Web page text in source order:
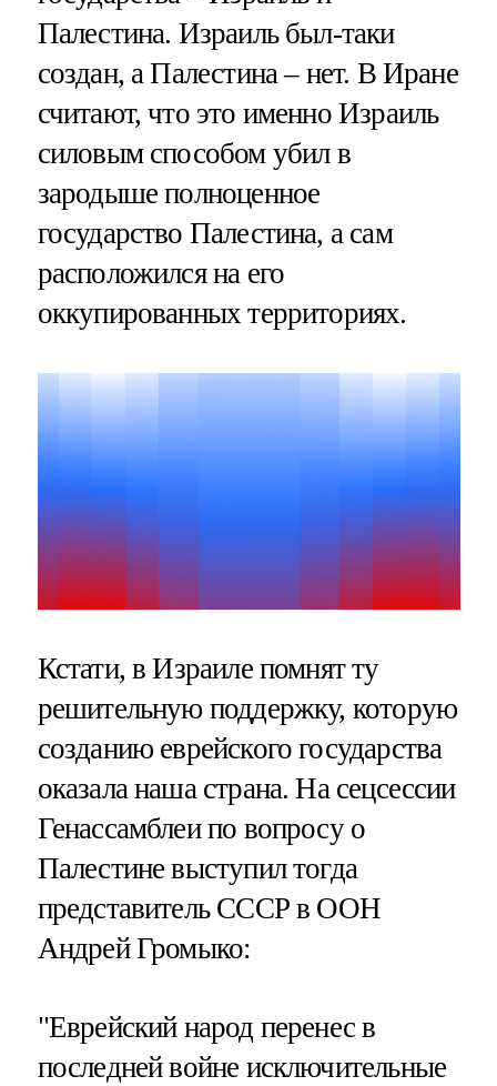
Палестина. Израиль был-таки
создан, а Палестина – нет. В Иране
считают, что это именно Израиль
силовым способом убил в
зародыше полноценное
государство Палестина, а сам
расположился на его
оккупированных территориях.
Кстати, в Израиле помнят ту
решительную поддержку, которую
созданию еврейского государства
оказала наша страна. На сецсессии
Генассамблеи по вопросу о
Палестине выступил тогда
представитель СССР в ООН
Андрей Громыко:
"Еврейский народ перенес в
последней войне исключительные